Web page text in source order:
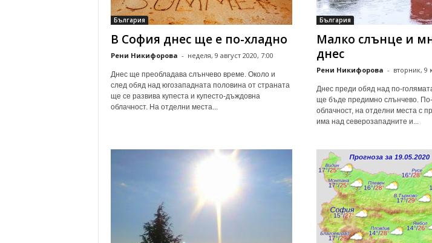
България
В София днес ще е по-хладно
Рени Никифорова - неделя, 9 август 2020, 7:00
Днес ще преобладава слънчево време. Около и
след обяд над югозападната половина от страната
ще се развива купеста и купесто-дъждовна
облачност. На отделни места...
България
Малко слънце и
днес
Рени Никифорова - вторник, 9
Днес преди обяд над по-
ще бъде предимно слънчево.
облачност, на отделни места с
има над северозападните и...